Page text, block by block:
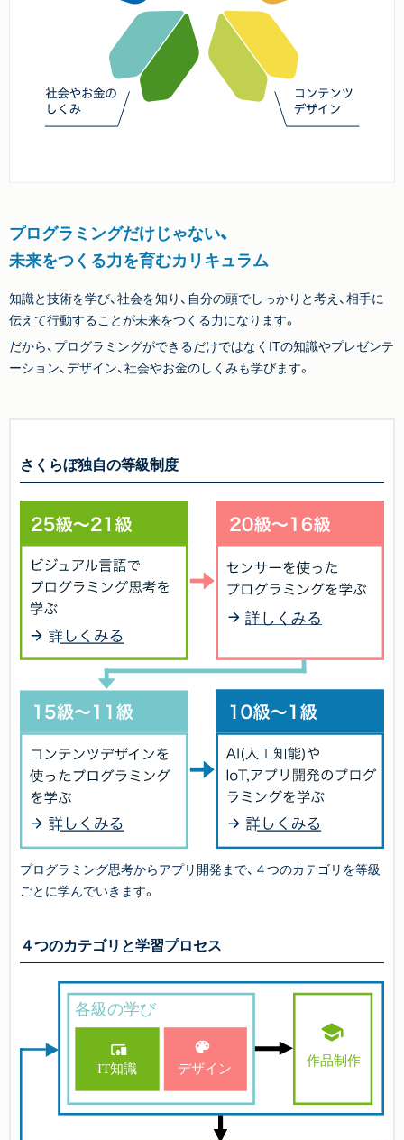
プログラミングだけじゃない、
未来をつくる力を育むカリキュラム
知識と技術を学び、社会を知り、自分の頭でしっかりと考え、相手に
伝えて行動することが未来をつくる力になります。
だから、プログラミングができるだけではなくITの知識やプレゼンテ
ーション、デザイン、社会やお金のしくみも学びます。
さくらぼ独自の等級制度
プログラミング思考からアプリ開発まで、４つのカテゴリを等級
ごとに学んでいきます。
４つのカテゴリと学習プロセス